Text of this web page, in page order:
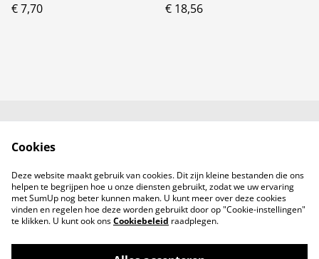
€ 7,70
€ 18,56
Neem contact met
Privacybeleid
Cookiebeleid
Producten
Cookies
Deze website maakt gebruik van cookies. Dit zijn kleine bestanden die ons
helpen te begrijpen hoe u onze diensten gebruikt, zodat we uw ervaring
met SumUp nog beter kunnen maken. U kunt meer over deze cookies
vinden en regelen hoe deze worden gebruikt door op "Cookie-instellingen"
te klikken. U kunt ook onsCookiebeleid raadplegen.